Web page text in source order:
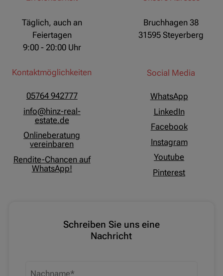
Täglich, auch an
Feiertagen
9:00 - 20:00 Uhr
Kontaktmöglichkeiten
05764 942777
info@hinz-real-
estate.de
Onlineberatung
vereinbaren
Rendite-Chancen auf
WhatsApp!
Bruchhagen 38
31595 Steyerberg
Social Media
WhatsApp
LinkedIn
Facebook
Instagram
Youtube
Pinterest
Schreiben Sie uns eine
Nachricht